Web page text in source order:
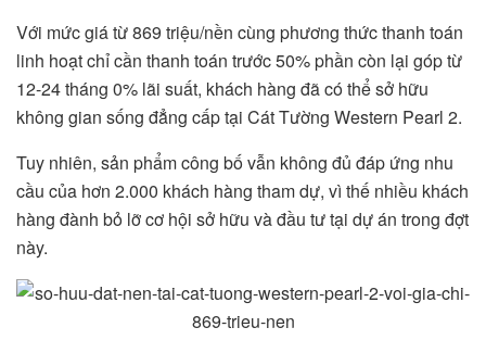
Với mức giá từ 869 triệu/nền cùng phương thức thanh toán
linh hoạt chỉ cần thanh toán trước 50% phần còn lại góp từ
12-24 tháng 0% lãi suất, khách hàng đã có thể sở hữu
không gian sống đẳng cấp tại Cát Tường Western Pearl 2.
Tuy nhiên, sản phẩm công bố vẫn không đủ đáp ứng nhu
cầu của hơn 2.000 khách hàng tham dự, vì thế nhiều khách
hàng đành bỏ lỡ cơ hội sở hữu và đầu tư tại dự án trong đợt
này.